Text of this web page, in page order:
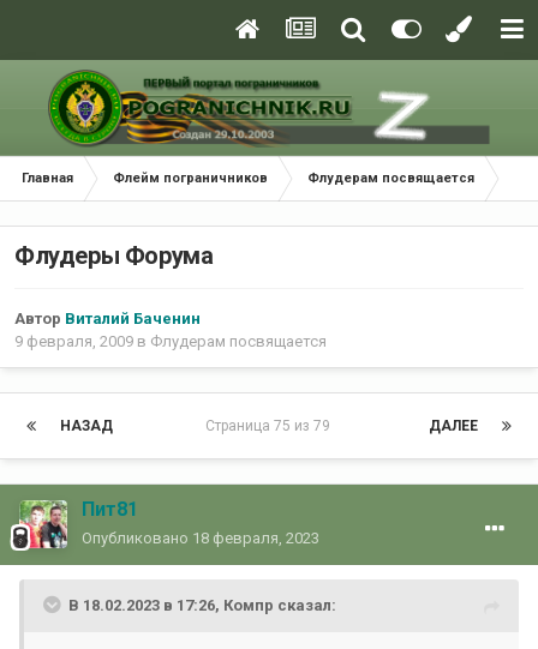
Главная Флейм пограничников Флудерам посвящается
Флудеры Форума
Автор Виталий Баченин
9 февраля, 2009 в Флудерам посвящается
НАЗАД ДАЛЕЕ
Страница 75 из 79
Пит81
Опубликовано 18 февраля, 2023
В 18.02.2023 в 17:26, Компр сказал: